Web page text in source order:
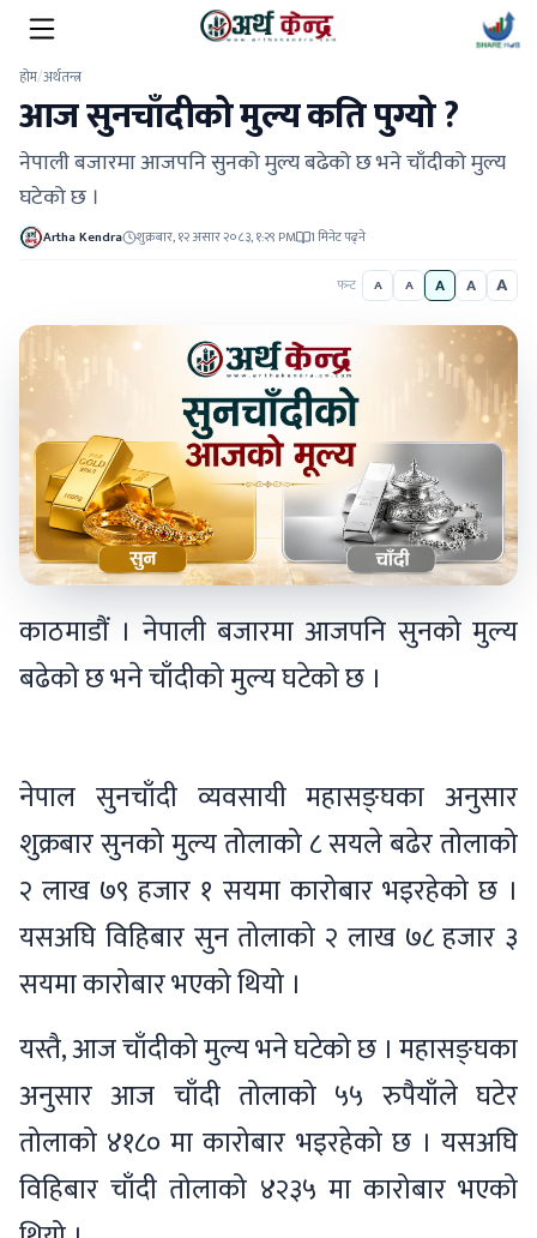
होम/अर्थतन्त्र
आज सुनचाँदीको मुल्य कति पुग्यो ?
नेपाली बजारमा आजपनि सुनको मुल्य बढेको छ भने चाँदीको मुल्य
घटेको छ ।
Artha Kendra शुक्रबार, १२ असार २०८३, १:२९ PM 1 मिनेट पढ्ने
फन्ट A A A A A
काठमाडौं । नेपाली बजारमा आजपनि सुनको मुल्य
बढेको छ भने चाँदीको मुल्य घटेको छ ।
नेपाल सुनचाँदी व्यवसायी महासङ्घका अनुसार
शुक्रबार सुनको मुल्य तोलाको ८ सयले बढेर तोलाको
२ लाख ७९ हजार १ सयमा कारोबार भइरहेको छ ।
यसअघि विहिबार सुन तोलाको २ लाख ७८ हजार ३
सयमा कारोबार भएको थियो ।
यस्तै, आज चाँदीको मुल्य भने घटेको छ । महासङ्घका
अनुसार आज चाँदी तोलाको ५५ रुपैयाँले घटेर
तोलाको ४१८० मा कारोबार भइरहेको छ । यसअघि
विहिबार चाँदी तोलाको ४२३५ मा कारोबार भएको